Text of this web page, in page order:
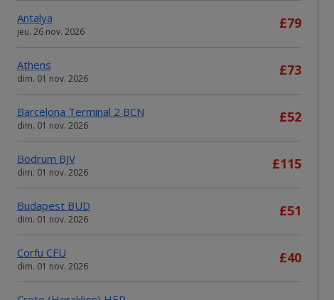
Antalya
jeu. 26 nov. 2026
£79
Athens
dim. 01 nov. 2026
£73
Barcelona Terminal 2 BCN
dim. 01 nov. 2026
£52
Bodrum BJV
dim. 01 nov. 2026
£115
Budapest BUD
dim. 01 nov. 2026
£51
Corfu CFU
dim. 01 nov. 2026
£40